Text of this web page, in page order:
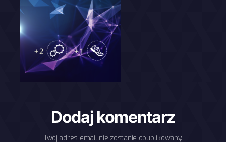
Dodaj komentarz
Twój adres email nie zostanie opublikowany.